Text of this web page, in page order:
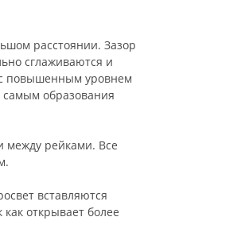
расстоянии. Зазор
сглаживаются и
повышенным уровнем
самым образования
между рейками. Все
вставляются
открывает более